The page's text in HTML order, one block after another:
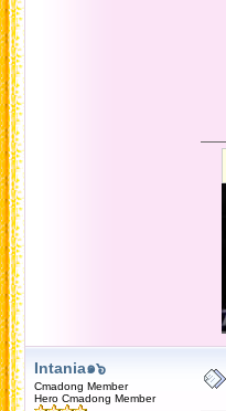
Intania๑๖
Cmadong Member
Hero Cmadong Member